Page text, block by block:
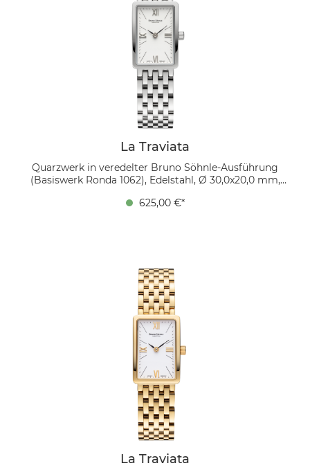
La Traviata
Quarzwerk in veredelter Bruno Söhnle-Ausführung
(Basiswerk Ronda 1062), Edelstahl, Ø 30,0x20,0 mm,
Edelstahl, Faltschließe
625,00 €*
La Traviata